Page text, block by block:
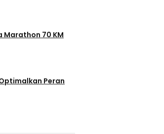
Marathon 70 KM
Peran